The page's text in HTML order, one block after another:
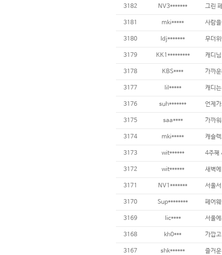
3182 NV3*******
3181 mki*****
3180 ldj*******
3179 KK1*********
3178 KBS****
3177 lil*****
3176 suh*******
3175 saa****
3174 mki*****
3173 wit******
3172 wit******
3171 NV1*******
3170 Sup******** 페어
3169 lic****
3168 kh0*** 가깝
3167 shk******